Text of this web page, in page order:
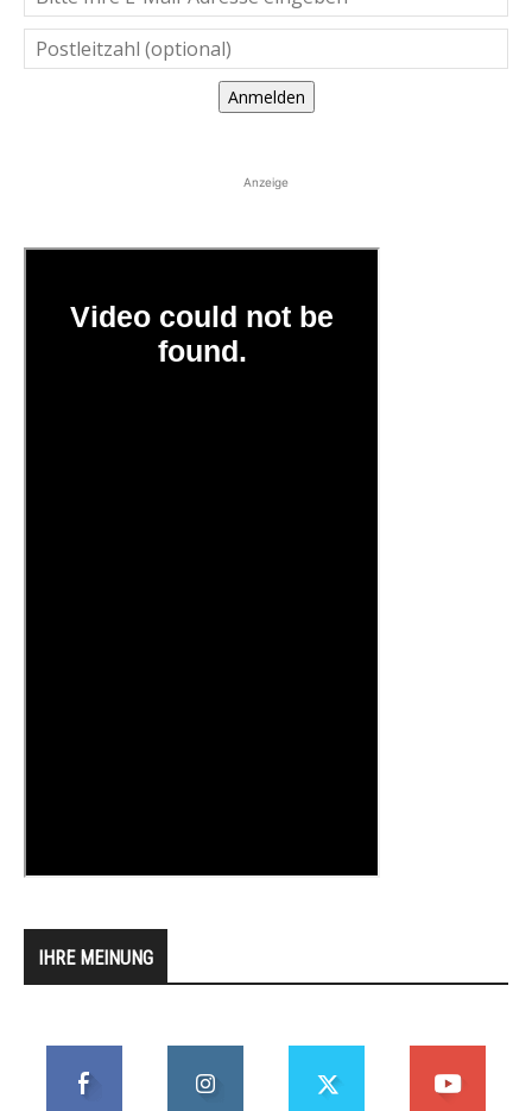
Anmelden
Anzeige
IHRE MEINUNG